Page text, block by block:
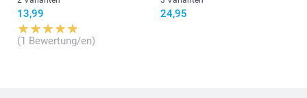
13,99
(1 Bewertung/en)
24,95